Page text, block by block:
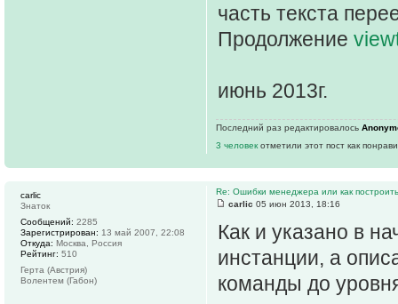
часть текста
Продолжение
июнь 2013г.
Последний раз редактировалось
3 человек отметили этот пост как
Re: Ошибки менеджера или как построить
carlic 05 июн 2013, 18:16
Как и указано в
инстанции, а
команды до
carlic
Знаток
Сообщений: 2285
Зарегистрирован: 13 май 2007, 22:08
Откуда: Москва, Россия
Рейтинг: 510
Герта (Австрия)
Волентем (Габон)